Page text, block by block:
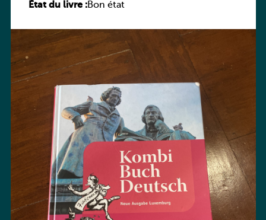
Luxemburg)
État du livre :Bon état